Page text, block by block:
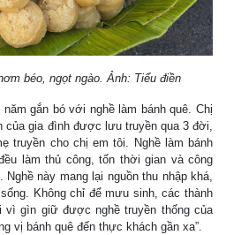
béo, ngọt ngào. Ảnh: Tiểu điền
gắn bó với nghề làm bánh quê. Chị
của gia đình được lưu truyền qua 3 đời,
truyền cho chị em tôi. Nghề làm bánh
làm thủ công, tốn thời gian và công
này mang lại nguồn thu nhập khá,
Không chỉ để mưu sinh, các thành
vì gìn giữ được nghề truyền thống của
vị bánh quê đến thực khách gần xa”.